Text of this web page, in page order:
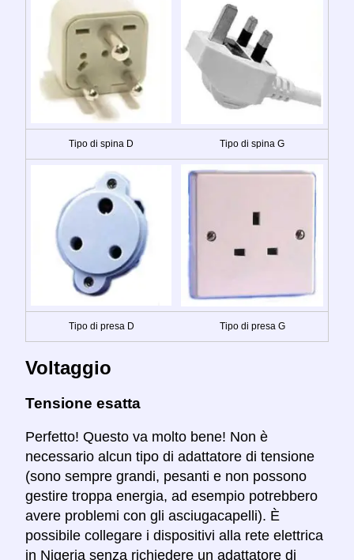
Tipo di spina D Tipo di spina G
Tipo di presa D Tipo di presa G
Voltaggio
Tensione esatta
Perfetto! Questo va molto bene! Non è
necessario alcun tipo di adattatore di tensione
(sono sempre grandi, pesanti e non possono
gestire troppa energia, ad esempio potrebbero
avere problemi con gli asciugacapelli). È
possibile collegare i dispositivi alla rete elettrica
in Nigeria senza richiedere un adattatore di